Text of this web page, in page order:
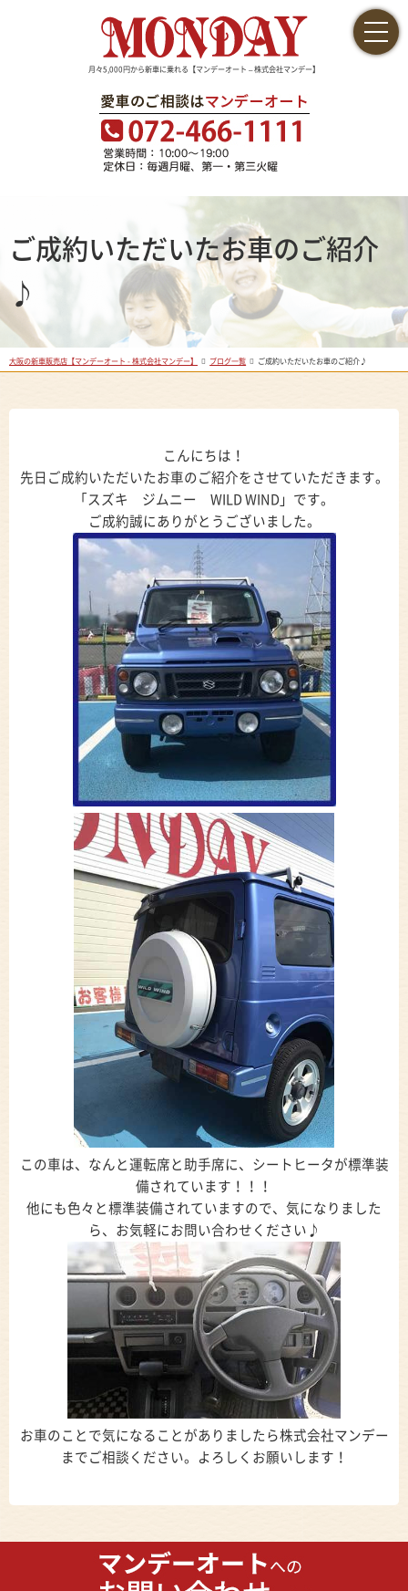
月々5,000円から新車に乗れる【マンデーオート – 株式会社マンデー】
ご成約いただいたお車のご紹介
♪
大阪の新車販売店【マンデーオート - 株式会社マンデー】 ブログ一覧 ご成約いただいたお車のご紹介♪
こんにちは！
先日ご成約いただいたお車のご紹介をさせていただきます。
「スズキ ジムニー WILD WIND」です。
ご成約誠にありがとうございました。
この車は、なんと運転席と助手席に、シートヒータが標準装
備されています！！！
他にも色々と標準装備されていますので、気になりました
ら、お気軽にお問い合わせください♪
お車のことで気になることがありましたら株式会社マンデー
までご相談ください。よろしくお願いします！